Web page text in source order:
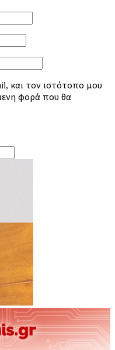
και τον ιστότοπο μου
φορά που θα